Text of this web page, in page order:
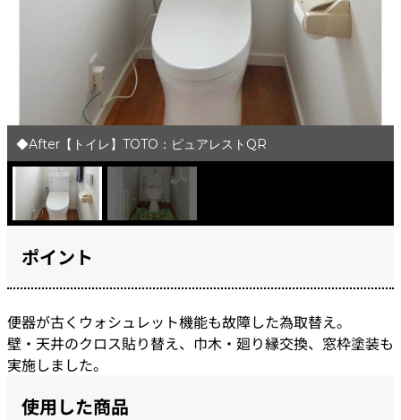
◆After【トイレ】TOTO：ピュアレストQR
ポイント
便器が古くウォシュレット機能も故障した為取替え。
壁・天井のクロス貼り替え、巾木・廻り縁交換、窓枠塗装も
実施しました。
使用した商品